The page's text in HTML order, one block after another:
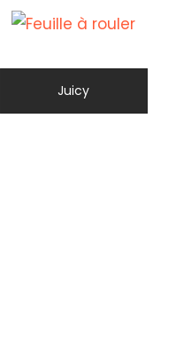
Juicy